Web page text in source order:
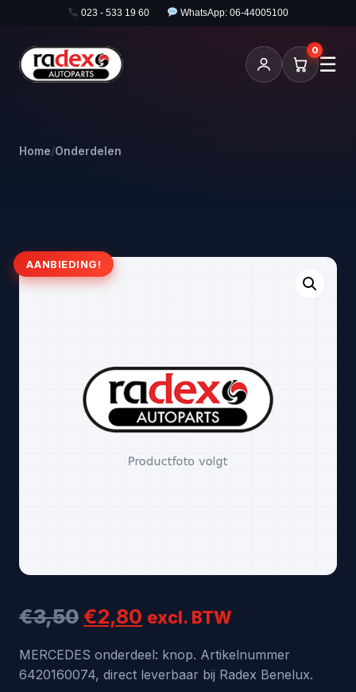
023 - 533 19 60 WhatsApp: 06-44005100
0
☰
Home/Onderdelen
AANBIEDING!
€3,50Oorspronkelijke
prijs
was:
€2,80 Huidige
prijs
is:
excl. BTW
MERCEDES onderdeel: knop. Artikelnummer
6420160074, direct leverbaar bij Radex Benelux.